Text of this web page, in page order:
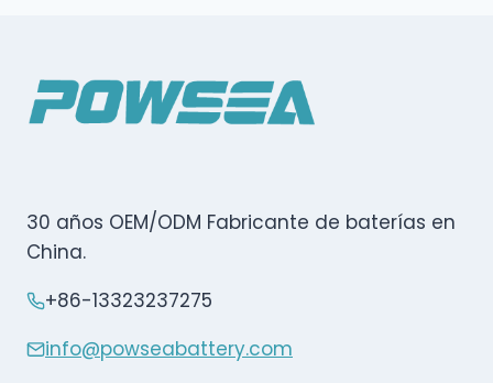
30 años OEM/ODM Fabricante de baterías en
China.
+86-13323237275
info@powseabattery.com